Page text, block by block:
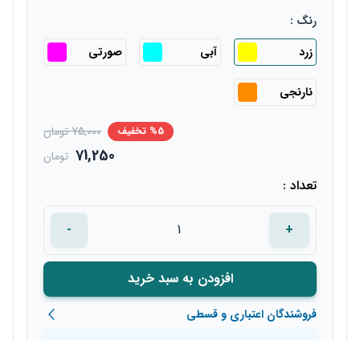
رنگ :
زرد
آبی صورتی
نارنجی
%5 تخفیف 75,000 تومان
71,250 تومان
تعداد :
+
-
افزودن به سبد خرید
فروشندگان اعتباری و قسطی